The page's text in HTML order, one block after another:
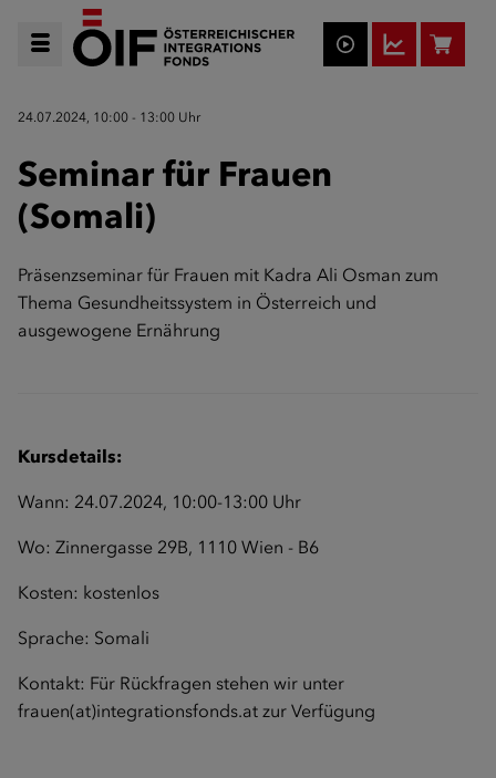
24.07.2024, 10:00 - 13:00 Uhr
Seminar für Frauen
(Somali)
Präsenzseminar für Frauen mit Kadra Ali Osman zum
Thema Gesundheitssystem in Österreich und
ausgewogene Ernährung
Kursdetails:
Wann: 24.07.2024, 10:00-13:00 Uhr
Wo: Zinnergasse 29B, 1110 Wien - B6
Kosten: kostenlos
Sprache: Somali
Kontakt: Für Rückfragen stehen wir unter
frauen(at)integrationsfonds.at zur Verfügung